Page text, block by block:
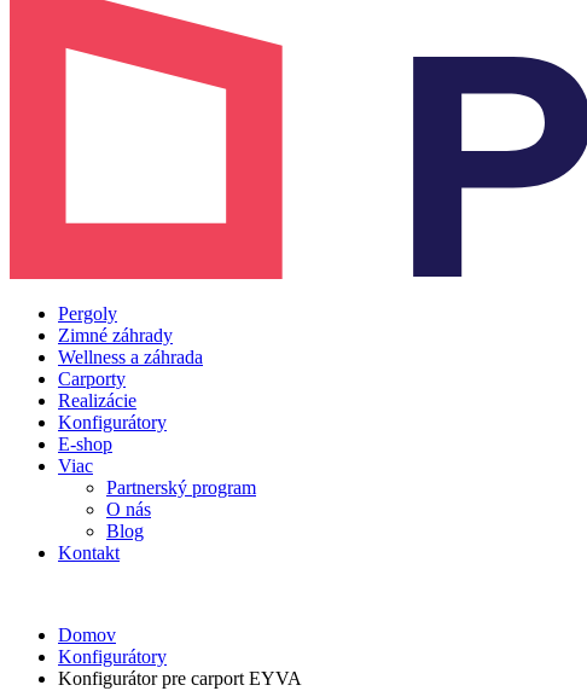
Pergoly
Zimné záhrady
Wellness a záhrada
Carporty
Realizácie
Konfigurátory
E-shop
Viac
Partnerský program
O nás
Blog
Kontakt
Domov
Konfigurátory
Konfigurátor pre carport EYVA